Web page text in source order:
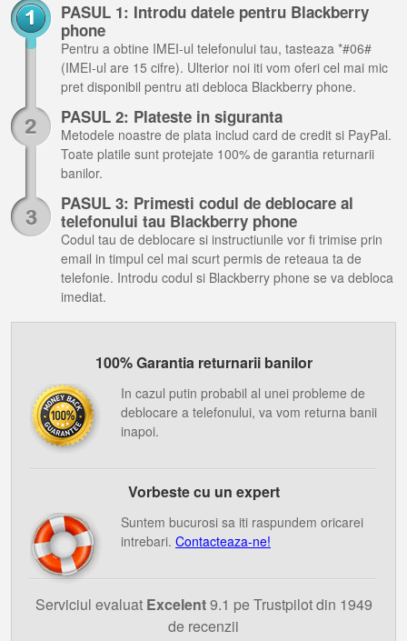
PASUL 1: Introdu datele pentru Blackberry
phone
Pentru a obtine IMEI-ul telefonului tau, tasteaza *#06#
(IMEI-ul are 15 cifre). Ulterior noi iti vom oferi cel mai mic
pret disponibil pentru ati debloca Blackberry phone.
PASUL 2: Plateste in siguranta
Metodele noastre de plata includ card de credit si PayPal.
Toate platile sunt protejate 100% de garantia returnarii
banilor.
PASUL 3: Primesti codul de deblocare al
telefonului tau Blackberry phone
Codul tau de deblocare si instructiunile vor fi trimise prin
email in timpul cel mai scurt permis de reteaua ta de
telefonie. Introdu codul si Blackberry phone se va debloca
imediat.
100% Garantia returnarii banilor
In cazul putin probabil al unei probleme de
deblocare a telefonului, va vom returna banii
inapoi.
Vorbeste cu un expert
Suntem bucurosi sa iti raspundem oricarei
intrebari. Contacteaza-ne!
Serviciul evaluat Excelent9.1 pe Trustpilot din 1949
de recenzii